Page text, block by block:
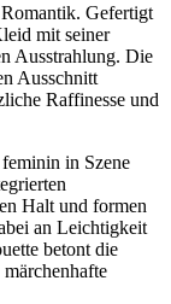
Gefertigt
mit seiner
Ausstrahlung. Die
Ausschnitt
Raffinesse und
in Szene
Halt und formen
an Leichtigkeit
betont die